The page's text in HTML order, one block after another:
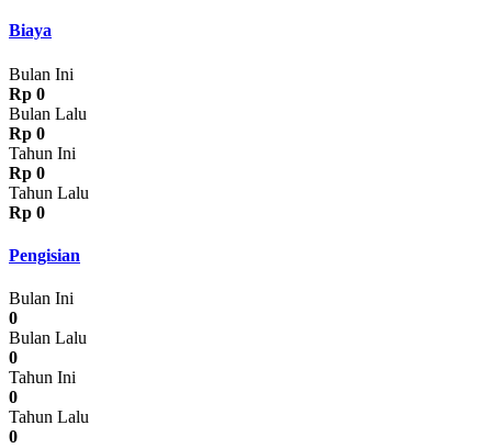
Biaya
Bulan Ini
Rp 0
Bulan Lalu
Rp 0
Tahun Ini
Rp 0
Tahun Lalu
Rp 0
Pengisian
Bulan Ini
0
Bulan Lalu
0
Tahun Ini
0
Tahun Lalu
0